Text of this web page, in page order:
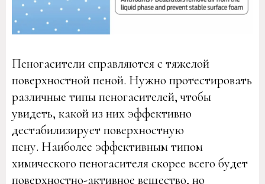
Пеногасители справляются с тяжелой
поверхностной пеной. Нужно протестировать
различные типы пеногасителей, чтобы
увидеть, какой из них эффективно
дестабилизирует поверхностную
пену. Наиболее эффективным типом
химического пеногасителя скорее всего будет
поверхностно-активное вещество, но